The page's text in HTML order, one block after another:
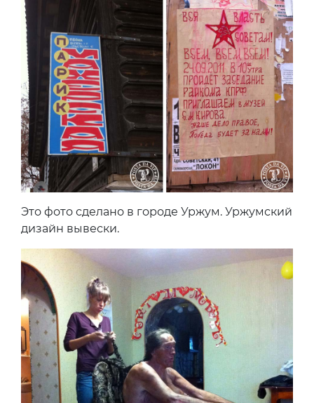
Это фото сделано в городе Уржум. Уржумский
дизайн вывески.